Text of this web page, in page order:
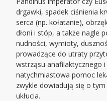
drgawki, spadek ciśnienia
serca (np. kołatanie),
dłoni i stóp, a także nagle
nudności, wymioty,
prowadzące do utraty
wstrząsu anafilaktycznego
natychmiastowa pomoc
zwykle dowiadują się o
ukłucia.